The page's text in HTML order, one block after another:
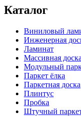
Каталог
Виниловый
Инженерная
Ламинат
Массивная доска
Модульный
Паркет ёлка
Паркетная доска
Плинтус
Пробка
Штучный